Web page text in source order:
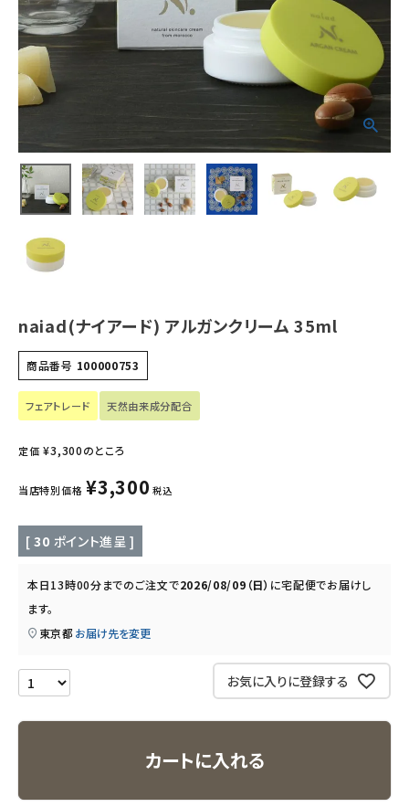
ホーム
新商品
美容・コスメ・香水
衛生用品
日用品雑貨
インナー・下着・ナイトウェア
キッズ・ベビー・マタニティ
キッチン用品
フード・ドリンク
ブランド
定期購入
オリジナルブランド
ナチュラムーン
エコリュクス
naiad(ナイアード) アルガンクリーム 35ml
商品番号 100000753
フェアトレード 天然由来成分配合
定価 ¥3,300のところ
当店特別価格 ¥3,300 税込
[ 30 ポイント進呈 ]
本日13時00分までのご注文で2026/08/09（日） に宅配便でお届けし
ます。
東京都 お届け先を変更
お気に入りに登録する
カートに入れる